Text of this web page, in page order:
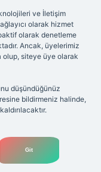
ve İletişim
olarak hizmet
olarak denetleme
Ancak, üyelerimiz
olup, siteye üye olarak
düşündüğünüz
bildirmeniz halinde,